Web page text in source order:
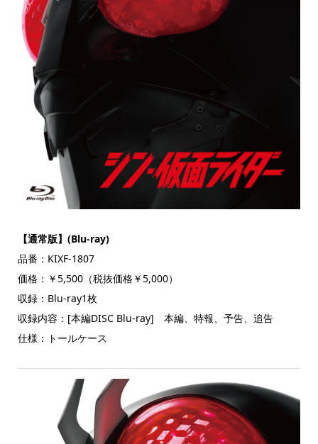
【通常版】(Blu-ray)
品番：KIXF-1807
価格：￥5,500（税抜価格￥5,000）
収録：Blu-ray1枚
収録内容：[本編DISC Blu-ray] 本編、特報、予告、追告
仕様：トールケース